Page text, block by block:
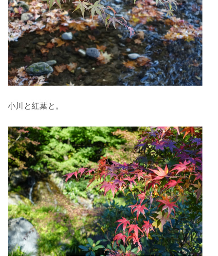
小川と紅葉と。